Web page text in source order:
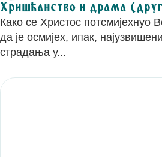
Хришћанство и драма
Како се Христос потсмијехнуо
да је осмијех, ипак,
страдања у...